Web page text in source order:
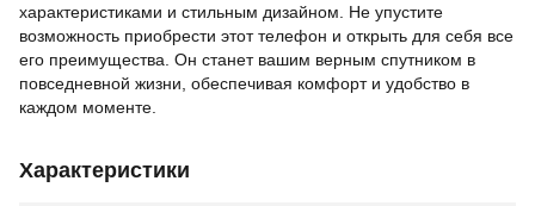
характеристиками и стильным дизайном. Не упустите
возможность приобрести этот телефон и открыть для себя все
его преимущества. Он станет вашим верным спутником в
повседневной жизни, обеспечивая комфорт и удобство в
каждом моменте.
Характеристики